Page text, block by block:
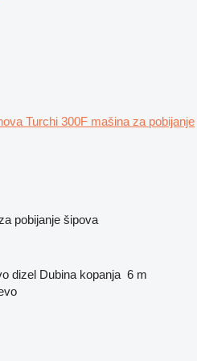
Turchi 300F mašina za pobijanje
pobijanje šipova
dizel Dubina kopanja 6 m